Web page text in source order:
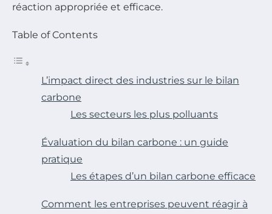
réaction appropriée et efficace.
Table of Contents
L’impact direct des industries sur le bilan
carbone
Les secteurs les plus polluants
Évaluation du bilan carbone : un guide
pratique
Les étapes d’un bilan carbone efficace
Comment les entreprises peuvent réagir à